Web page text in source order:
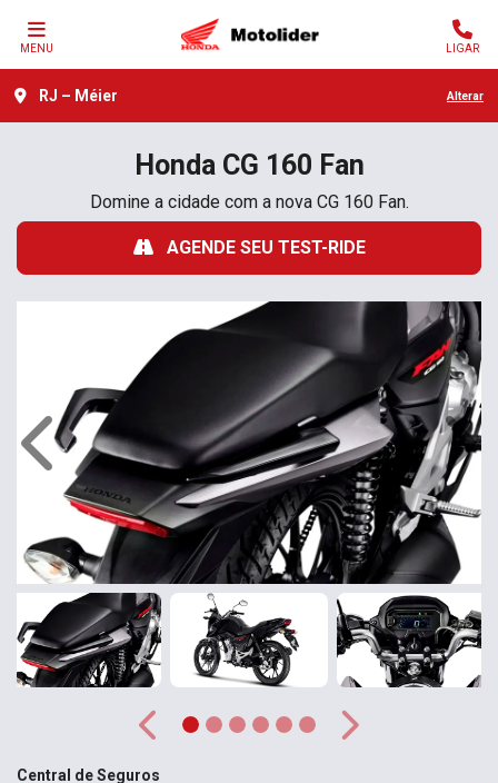
MENU LIGAR
RJ – Méier Alterar
HondaCG 160 Fan
Domine a cidade com a nova CG 160 Fan.
AGENDE SEU TEST-RIDE
Anterior
Anterior Próximo
Central de Seguros